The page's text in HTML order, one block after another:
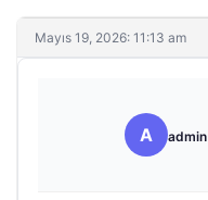
Mayıs 19, 2026: 11:13 am
A admin